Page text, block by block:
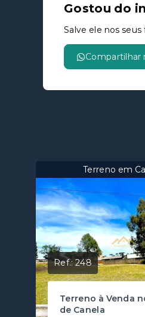
Gostou do
Salve ele nos
Compartilhar
Terreno em
Ref.:248
Terreno à Venda
de Canela